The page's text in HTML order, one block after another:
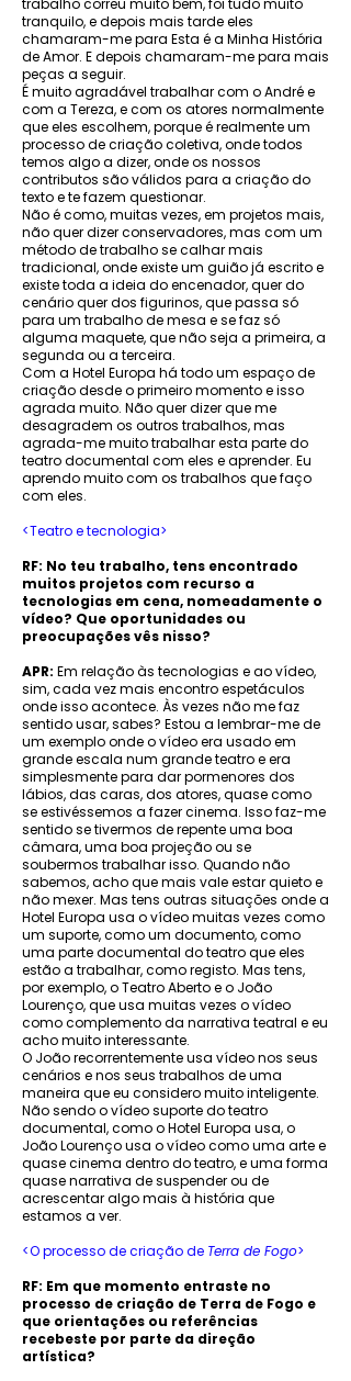
trabalho correu muito bem, foi tudo muito
tranquilo, e depois mais tarde eles
chamaram-me para Esta é a Minha História
de Amor. E depois chamaram-me para mais
peças a seguir.
É muito agradável trabalhar com o André e
com a Tereza, e com os atores normalmente
que eles escolhem, porque é realmente um
processo de criação coletiva, onde todos
temos algo a dizer, onde os nossos
contributos são válidos para a criação do
texto e te fazem questionar.
Não é como, muitas vezes, em projetos mais,
não quer dizer conservadores, mas com um
método de trabalho se calhar mais
tradicional, onde existe um guião já escrito e
existe toda a ideia do encenador, quer do
cenário quer dos figurinos, que passa só
para um trabalho de mesa e se faz só
alguma maquete, que não seja a primeira, a
segunda ou a terceira.
Com a Hotel Europa há todo um espaço de
criação desde o primeiro momento e isso
agrada muito. Não quer dizer que me
desagradem os outros trabalhos, mas
agrada-me muito trabalhar esta parte do
teatro documental com eles e aprender. Eu
aprendo muito com os trabalhos que faço
com eles.
<Teatro e tecnologia>
RF: No teu trabalho, tens encontrado
muitos projetos com recurso a
tecnologias em cena, nomeadamente o
vídeo? Que oportunidades ou
preocupações vês nisso?
APR: Em relação às tecnologias e ao vídeo,
sim, cada vez mais encontro espetáculos
onde isso acontece. Às vezes não me faz
sentido usar, sabes? Estou a lembrar-me de
um exemplo onde o vídeo era usado em
grande escala num grande teatro e era
simplesmente para dar pormenores dos
lábios, das caras, dos atores, quase como
se estivéssemos a fazer cinema. Isso faz-me
sentido se tivermos de repente uma boa
câmara, uma boa projeção ou se
soubermos trabalhar isso. Quando não
sabemos, acho que mais vale estar quieto e
não mexer. Mas tens outras situações onde a
Hotel Europa usa o vídeo muitas vezes como
um suporte, como um documento, como
uma parte documental do teatro que eles
estão a trabalhar, como registo. Mas tens,
por exemplo, o Teatro Aberto e o João
Lourenço, que usa muitas vezes o vídeo
como complemento da narrativa teatral e eu
acho muito interessante.
O João recorrentemente usa vídeo nos seus
cenários e nos seus trabalhos de uma
maneira que eu considero muito inteligente.
Não sendo o vídeo suporte do teatro
documental, como o Hotel Europa usa, o
João Lourenço usa o vídeo como uma arte e
quase cinema dentro do teatro, e uma forma
quase narrativa de suspender ou de
acrescentar algo mais à história que
estamos a ver.
<O processo de criação de Terra de Fogo>
RF: Em que momento entraste no
processo de criação de Terra de Fogo e
que orientações ou referências
recebeste por parte da direção
artística?